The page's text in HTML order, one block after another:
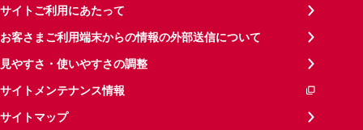
サイトご利用にあたって
お客さまご利用端末からの情報の外部送信について
見やすさ・使いやすさの調整
サイトメンテナンス情報
サイトマップ